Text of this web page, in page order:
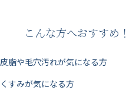
こんな方へおすすめ！
皮脂や毛穴汚れが気になる方
くすみが気になる方